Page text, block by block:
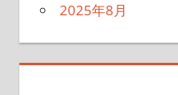
2025年8月